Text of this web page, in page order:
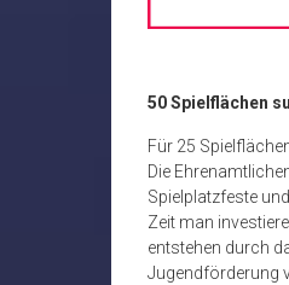
50 Spielflächen
Für 25
Die
Spielplatzfeste
Zeit man
entstehen durch
Jugendförderung